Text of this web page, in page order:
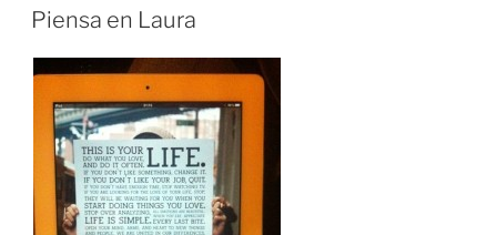
EL
Piensa en Laura